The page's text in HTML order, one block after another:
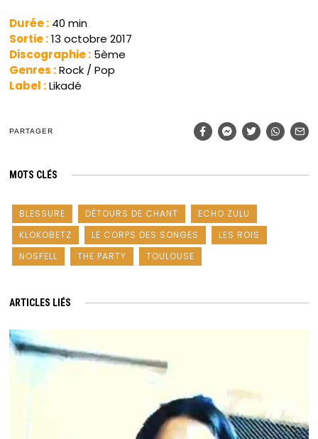
Durée : 40 min
Sortie :13 octobre 2017
Discographie : 5ème
Genres : Rock / Pop
Label :Likadé
PARTAGER
MOTS CLÉS
BLESSURE DÉTOURS DE CHANT
ECHO ZULU
KLOKOBETZ
LE CORPS DES SONGES
LES ROIS
NOSFELL
THE PARTY TOULOUSE
ARTICLES LIÉS